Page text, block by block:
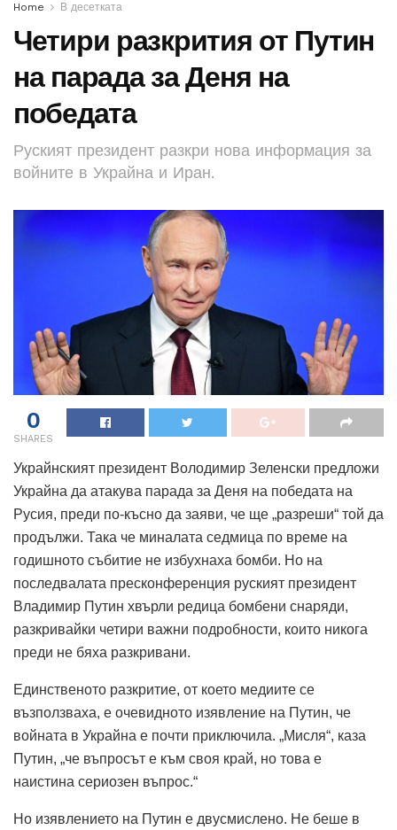
Home В десетката
Четири разкрития от Путин
на парада за Деня на
победата
Руският президент разкри нова информация за
войните в Украйна и Иран.
0
SHARES
Украйнският президент Володимир Зеленски предложи
Украйна да атакува парада за Деня на победата на
Русия, преди по-късно да заяви, че ще „разреши“ той да
продължи. Така че миналата седмица по време на
годишното събитие не избухнаха бомби. Но на
последвалата пресконференция руският президент
Владимир Путин хвърли редица бомбени снаряди,
разкривайки четири важни подробности, които никога
преди не бяха разкривани.
Единственото разкритие, от което медиите се
възползваха, е очевидното изявление на Путин, че
войната в Украйна е почти приключила. „Мисля“, каза
Путин, „че въпросът е към своя край, но това е
наистина сериозен въпрос.“
Но изявлението на Путин е двусмислено. Не беше в